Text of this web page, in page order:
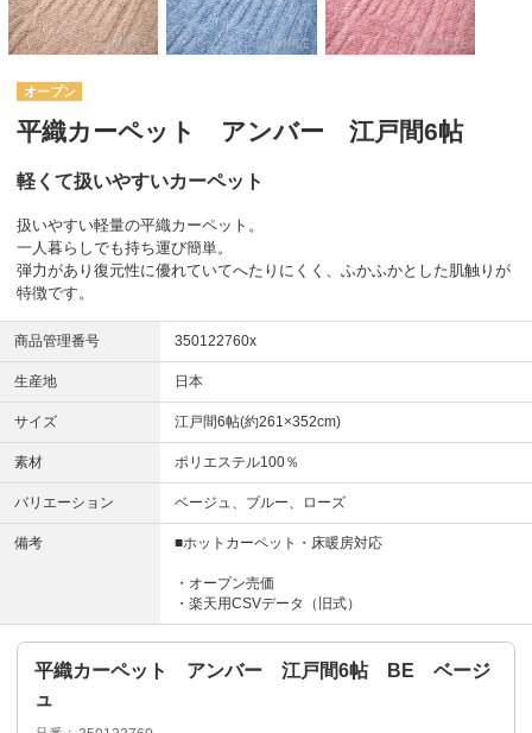
オープン
平織カーペット アンバー 江戸間6帖
軽くて扱いやすいカーペット
扱いやすい軽量の平織カーペット。
一人暮らしでも持ち運び簡単。
弾力があり復元性に優れていてへたりにくく、ふかふかとした肌触りが
特徴です。
商品管理番号 350122760x
生産地 日本
サイズ 江戸間6帖(約261×352cm)
素材 ポリエステル100％
バリエーション ベージュ、ブルー、ローズ
備考 ■ホットカーペット・床暖房対応
・オープン売価
・楽天用CSVデータ（旧式）
平織カーペット アンバー 江戸間6帖 BE ベージ
ュ